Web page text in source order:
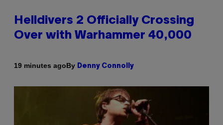
Helldivers 2 Officially Crossing
Over with Warhammer 40,000
19 minutes agoBy Denny Connolly